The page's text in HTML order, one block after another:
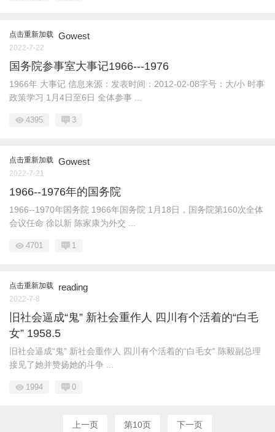
点击重新加载 Gowest
2022-7-22
国务院参事室大事记1966---1976
1966年 大事记 信息来源：发表时间：2012-02-08字号：大/小 时事
政策学习 1月4日至6日 全体参事 ...
4395 3
点击重新加载 Gowest
2022-7-21
1966--1976年的国务院
1966--1970年国务院 1966年国务院 1月18日，国务院第160次全体
会议任命 徐以新 陈家康为外交 ...
4701 1
点击重新加载 reading
2022-7-8
旧社会逼成“鬼” 新社会重作人 四川有个活着的“白毛
女” 1958.5
旧社会逼成“鬼” 新社会重作人 四川有个活着的“白毛女” 陈毅副总理
接见了她并赞扬她的斗争 ...
1994 0
上一页 第10页 下一页